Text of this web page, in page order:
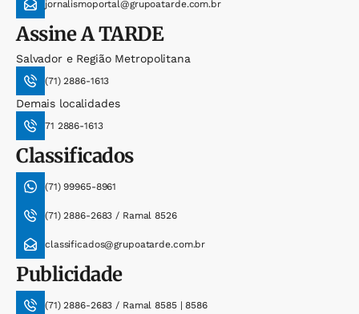
jornalismoportal@grupoatarde.com.br
AssineA TARDE
Salvador e Região Metropolitana
(71) 2886-1613
Demais localidades
71 2886-1613
Classificados
(71) 99965-8961
(71) 2886-2683 / Ramal 8526
classificados@grupoatarde.com.br
Publicidade
(71) 2886-2683 / Ramal 8585 | 8586